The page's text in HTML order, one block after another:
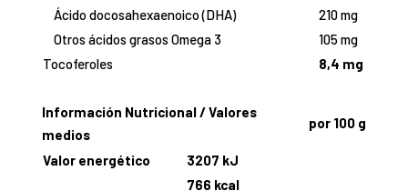
Ácido docosahexaenoico (DHA)
210 mg
Otros ácidos grasos Omega 3
105 mg
Tocoferoles
8,4 mg
Información Nutricional / Valores
medios
por 100 g
Valor energético
3207 kJ
766 kcal